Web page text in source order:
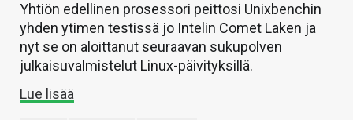
Yhtiön edellinen prosessori peittosi Unixbenchin
yhden ytimen testissä jo Intelin Comet Laken ja
nyt se on aloittanut seuraavan sukupolven
julkaisuvalmistelut Linux-päivityksillä.
Lue lisää